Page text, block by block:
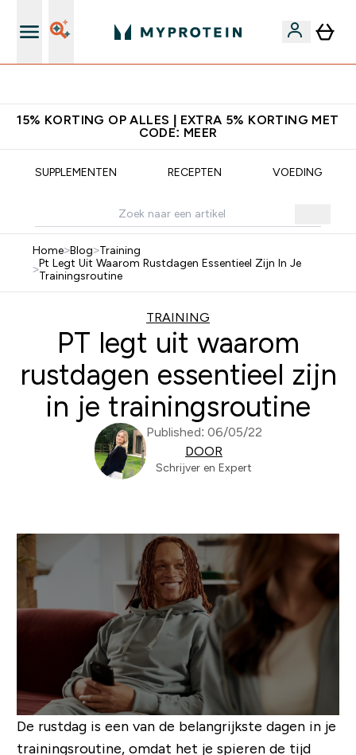
15% KORTING OP ALLES | EXTRA 5% KORTING MET
CODE: MEER
SUPPLEMENTEN RECEPTEN VOEDING
Home>Blog>Training
>Pt Legt Uit Waarom Rustdagen Essentieel Zijn In Je
Trainingsroutine
TRAINING
PT legt uit waarom
rustdagen essentieel zijn
in je trainingsroutine
Published: 06/05/22
DOOR
Schrijver en Expert
De rustdag is een van de belangrijkste dagen in je
trainingsroutine, omdat het je spieren de tijd